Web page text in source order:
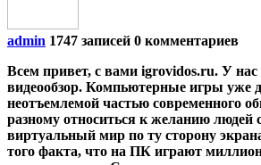
admin 1747 записей 0 комментариев
Всем привет, с вами igrovidos.ru. У
видеообзор. Компьютерные игры уже
неотъемлемой частью современного
разному относиться к желанию людей
виртуальный мир по ту сторону
того факта, что на ПК играют